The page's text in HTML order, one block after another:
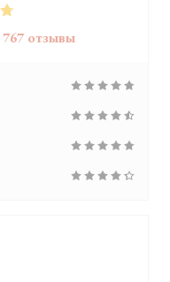
767 отзывы